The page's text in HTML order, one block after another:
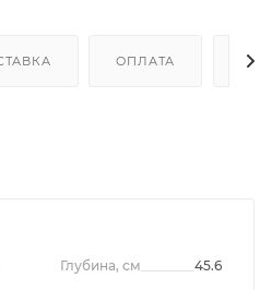
ОПЛАТА
Глубина, см 45.6